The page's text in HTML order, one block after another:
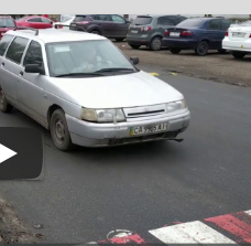
№9
макети